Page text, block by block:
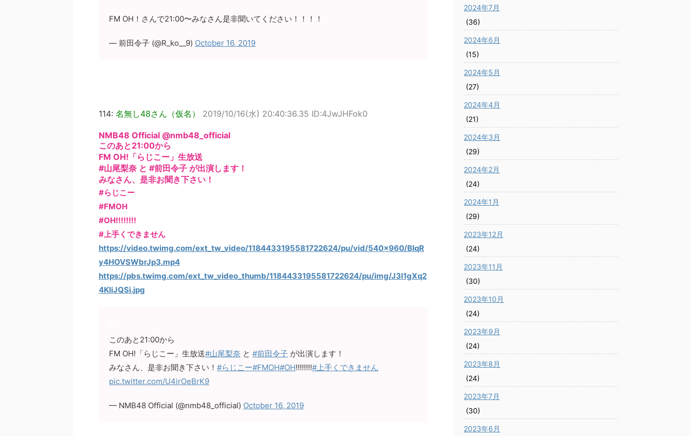
FM OH！さんで21:00〜みなさん是非聞いてください！！！！
— 前田令子 (@R_ko__9) October 16, 2019
114: 名無し48さん（仮名） 2019/10/16(水) 20:40:36.35 ID:4JwJHFok0
NMB48 Official @nmb48_official
このあと21:00から
FM OH!「らじこー」生放送
#山尾梨奈 と #前田令子 が出演します！
みなさん、是非お聞き下さい！
#らじこー
#FMOH
#OH!!!!!!!!
#上手くできません
https://video.twimg.com/ext_tw_video/1184433195581722624/pu/vid/540x960/BIqR
y4HOVSWbrJp3.mp4
https://pbs.twimg.com/ext_tw_video_thumb/1184433195581722624/pu/img/J3l1gXq2
4KliJQSi.jpg
このあと21:00から
FM OH!「らじこー」生放送#山尾梨奈 と #前田令子 が出演します！
みなさん、是非お聞き下さい！ #らじこー#FMOH#OH!!!!!!!!#上手くできません
pic.twitter.com/U4irOeBrK9
— NMB48 Official (@nmb48_official) October 16, 2019
2024年7月
(36)
2024年6月
(15)
2024年5月
(27)
2024年4月
(21)
2024年3月
(29)
2024年2月
(24)
2024年1月
(29)
2023年12月
(24)
2023年11月
(30)
2023年10月
(24)
2023年9月
(24)
2023年8月
(24)
2023年7月
(30)
2023年6月